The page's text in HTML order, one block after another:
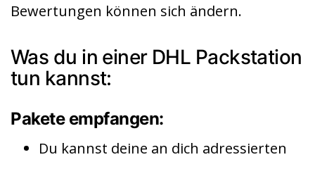
Bewertungen können sich ändern.
Was du in einer DHL Packstation
tun kannst:
Pakete empfangen:
Du kannst deine an dich adressierten